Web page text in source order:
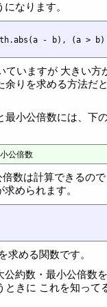
なります。
- b), (a >
ていますが 大きい方
余りを求める方法だ
最小公倍数には、下
数は計算できるの
められます。
求める関数です。
公約数・最小公倍数
ときに これを知って